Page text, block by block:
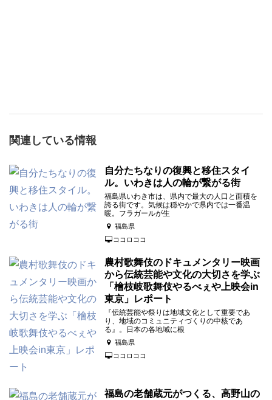
関連している情報
自分たちなりの復興と移住スタイ
ル。いわきは人の輪が繋がる街
福島県いわき市は、県内で最大の人口と面積を
誇る街です。気候は穏やかで県内では一番温
暖。フラガールが生
福島県
ココロココ
農村歌舞伎のドキュメンタリー映画
から伝統芸能や文化の大切さを学ぶ
「檜枝岐歌舞伎やるべぇや上映会in
東京」レポート
『伝統芸能や祭りは地域文化として重要であ
り、地域のコミュニティづくりの中核であ
る』。日本の各地域に根
福島県
ココロココ
福島の老舗蔵元がつくる、高野山の